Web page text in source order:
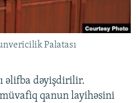
Palatası
əlifba dəyişdirilir.
qanun layihəsini